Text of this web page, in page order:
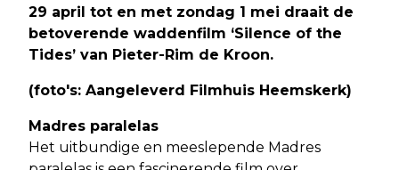
29 april tot en met zondag 1 mei draait de
betoverende waddenfilm ‘Silence of the
Tides’ van Pieter-Rim de Kroon.
(foto's: Aangeleverd Filmhuis Heemskerk)
Madres paralelas
Het uitbundige en meeslepende Madres